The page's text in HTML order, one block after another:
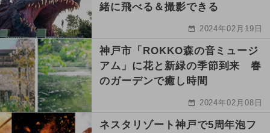
緒に飛べる＆撮影できる
2024年02月19日
神戸市「ROKKO森の音ミュージ
アム」に花と新緑の季節到来 春
のガーデンで癒し時間
2024年02月08日
ネスタリゾート神戸で5周年泡フ